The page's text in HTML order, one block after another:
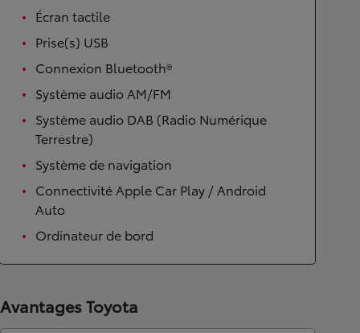
Écran tactile
Prise(s) USB
Connexion Bluetooth®
Système audio AM/FM
Système audio DAB (Radio Numérique
Terrestre)
Système de navigation
Connectivité Apple Car Play / Android
Auto
Ordinateur de bord
Avantages Toyota